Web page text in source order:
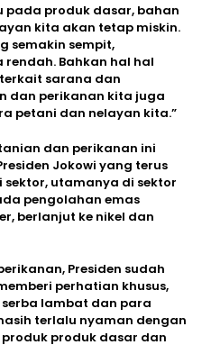
pada produk dasar, bahan
kita akan tetap miskin.
semakin sempit,
Bahkan hal hal
sarana dan
dan perikanan kita juga
petani dan nelayan kita.”
dan perikanan ini
Jokowi yang terus
utamanya di sektor
pengolahan emas
berlanjut ke nikel dan
Presiden sudah
perhatian khusus,
lambat dan para
terlalu nyaman dengan
produk dasar dan